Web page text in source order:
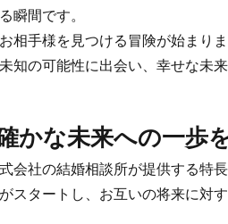
瞬間です。
手様を見つける冒険が始まりま
の可能性に出会い、幸せな未
かな未来への一歩
社の結婚相談所が提供する特
タートし、お互いの将来に対す